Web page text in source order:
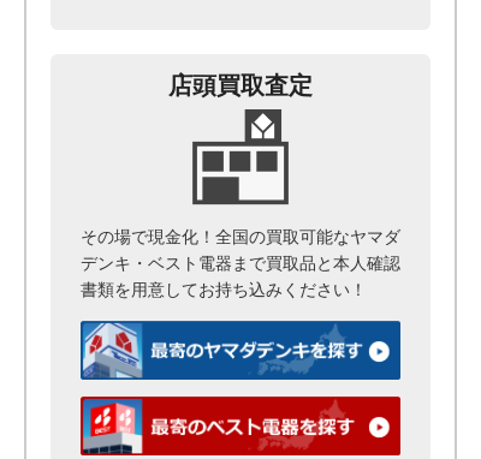
店頭買取査定
その場で現金化！全国の買取可能なヤマダ
デンキ・ベスト電器まで買取品と本人確認
書類を用意してお持ち込みください！